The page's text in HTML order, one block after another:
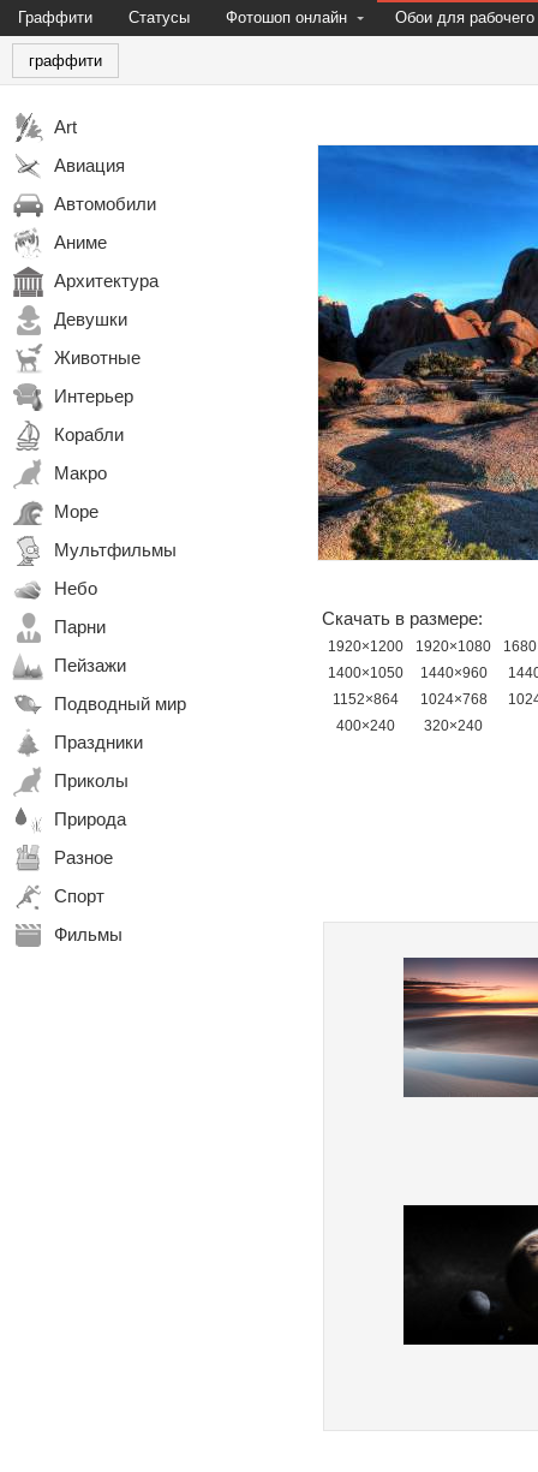
Граффити Статусы Фотошоп онлайн Обои для рабочего
граффити
Art
Авиация
Автомобили
Аниме
Архитектура
Девушки
Животные
Интерьер
Корабли
Макро
Море
Мультфильмы
Небо
Парни
Пейзажи
Подводный мир
Праздники
Приколы
Природа
Разное
Спорт
Фильмы
Скачать в размере:
1920×1200 1920×1080
1400×1050
1440×960
1152×864
1024×768
400×240
320×240